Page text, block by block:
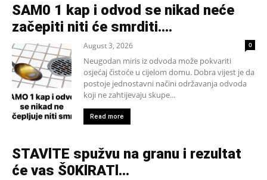
SAM0 1 kap i odvod se nikad neće
začepiti niti će smrditi….
August 3, 2026 0
Neugodan miris iz odvoda može pokvariti
osjećaj čistoće u cijelom domu. Dobra vijest je da
postoje jednostavni načini održavanja odvoda
koji ne zahtijevaju skupe...
Read more
STAVlTE spužvu na granu i rezultat
će vas Š0KlRATl…